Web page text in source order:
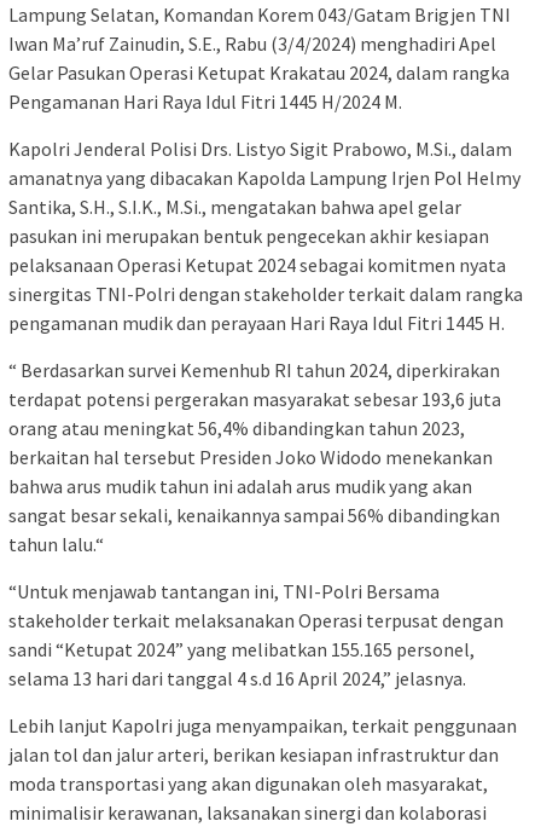
Lampung Selatan, Komandan Korem 043/Gatam Brigjen TNI
Iwan Ma’ruf Zainudin, S.E., Rabu (3/4/2024) menghadiri Apel
Gelar Pasukan Operasi Ketupat Krakatau 2024, dalam rangka
Pengamanan Hari Raya Idul Fitri 1445 H/2024 M.
Kapolri Jenderal Polisi Drs. Listyo Sigit Prabowo, M.Si., dalam
amanatnya yang dibacakan Kapolda Lampung Irjen Pol Helmy
Santika, S.H., S.I.K., M.Si., mengatakan bahwa apel gelar
pasukan ini merupakan bentuk pengecekan akhir kesiapan
pelaksanaan Operasi Ketupat 2024 sebagai komitmen nyata
sinergitas TNI-Polri dengan stakeholder terkait dalam rangka
pengamanan mudik dan perayaan Hari Raya Idul Fitri 1445 H.
“ Berdasarkan survei Kemenhub RI tahun 2024, diperkirakan
terdapat potensi pergerakan masyarakat sebesar 193,6 juta
orang atau meningkat 56,4% dibandingkan tahun 2023,
berkaitan hal tersebut Presiden Joko Widodo menekankan
bahwa arus mudik tahun ini adalah arus mudik yang akan
sangat besar sekali, kenaikannya sampai 56% dibandingkan
tahun lalu.“
“Untuk menjawab tantangan ini, TNI-Polri Bersama
stakeholder terkait melaksanakan Operasi terpusat dengan
sandi “Ketupat 2024” yang melibatkan 155.165 personel,
selama 13 hari dari tanggal 4 s.d 16 April 2024,” jelasnya.
Lebih lanjut Kapolri juga menyampaikan, terkait penggunaan
jalan tol dan jalur arteri, berikan kesiapan infrastruktur dan
moda transportasi yang akan digunakan oleh masyarakat,
minimalisir kerawanan, laksanakan sinergi dan kolaborasi